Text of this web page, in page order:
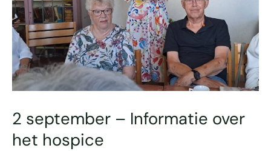
2 september – Informatie over
het hospice
het
hospice